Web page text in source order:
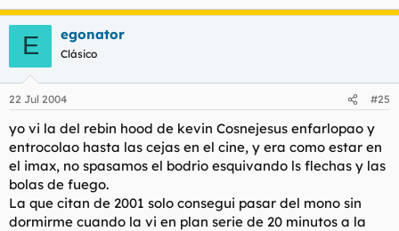
E egonator
Clásico
22 Jul 2004 #25
yo vi la del rebin hood de kevin Cosnejesus enfarlopao y
entrocolao hasta las cejas en el cine, y era como estar en
el imax, no spasamos el bodrio esquivando ls flechas y las
bolas de fuego.
La que citan de 2001 solo consegui pasar del mono sin
dormirme cuando la vi en plan serie de 20 minutos a la